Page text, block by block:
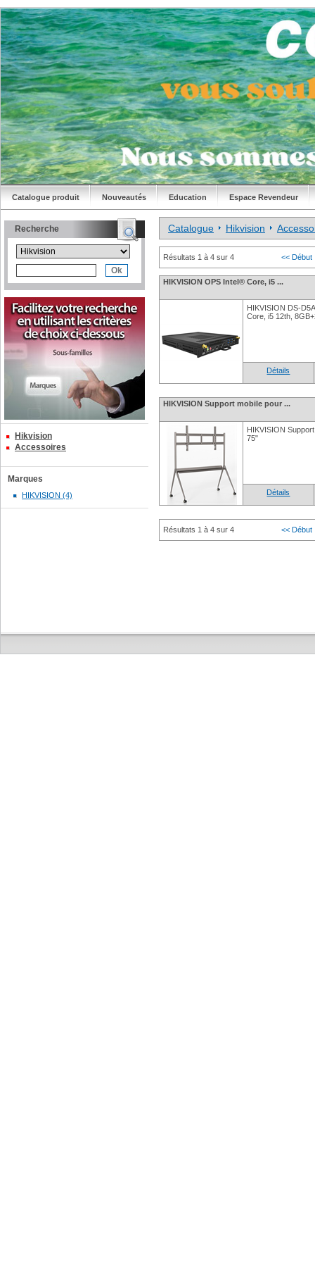
Catalogue produit Nouveautés Education Espace Revendeur
Recherche
Hikvision
Accessoires
Marques
HIKVISION (4)
Catalogue Hikvision
Résultats 1 à 4 sur 4 << Début
HIKVISION OPS Intel® Core, i5 ...
HIKVISION DS-
Core, i5 12th,
Détails
HIKVISION Support mobile pour ...
HIKVISION
75"
Détails
Résultats 1 à 4 sur 4 << Début